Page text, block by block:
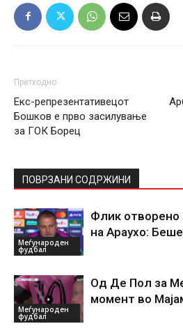
Претходно
Екс-репрезентативецот
Бошков е прво засилување
за ГОК Борец
ПОВРЗАНИ СОДРЖИНИ
Меѓународен
фудбал
Флик отворено
на Араухо:
Меѓународен
фудбал
Од Де Пол за
момент во